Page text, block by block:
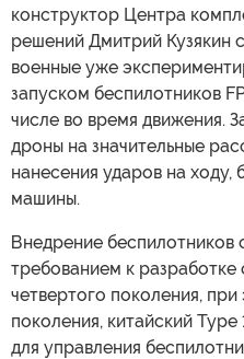
конструктор Центра
решений Дмитрий Кузякин
военные уже
запуском беспилотников
числе во время движения.
дроны на значительные
нанесения ударов на ходу,
машины.
Внедрение беспилотников
требованием к разработке
четвертого поколения,
поколения, китайский
для управления